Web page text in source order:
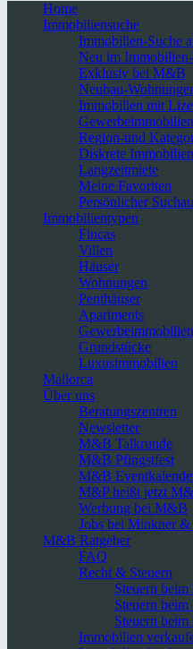
Home
Immobiliensuche
Immobilien-Suche
Neu im
Exklusiv bei M&B
Neubau-
Immobilien mit
Gewerbeimmobilien
Region-und
Diskrete
Langzeitmiete
Meine Favoriten
Persönlicher
Immobilientypen
Fincas
Villen
Häuser
Wohnungen
Penthäuser
Apartments
Gewerbeimmobilien
Grundstücke
Luxusimmobilien
Mallorca
Über uns
Beratungszentren
Newsletter
M&B Talkrunde
M&B Pfingstfest
M&B
M&P heißt jetzt
Werbung bei M&B
Jobs bei Minkner
M&B Ratgeber
FAQ
Recht & Steuern
Steuern
Steuern
Steuern beim
Immobilien